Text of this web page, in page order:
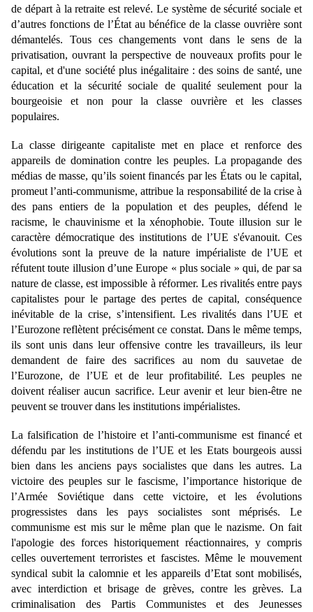
de départ à la retraite est relevé. Le système de sécurité sociale et
d’autres fonctions de l’État au bénéfice de la classe ouvrière sont
démantelés. Tous ces changements vont dans le sens de la
privatisation, ouvrant la perspective de nouveaux profits pour le
capital, et d'une société plus inégalitaire : des soins de santé, une
éducation et la sécurité sociale de qualité seulement pour la
bourgeoisie et non pour la classe ouvrière et les classes
populaires.
La classe dirigeante capitaliste met en place et renforce des
appareils de domination contre les peuples. La propagande des
médias de masse, qu’ils soient financés par les États ou le capital,
promeut l’anti-communisme, attribue la responsabilité de la crise à
des pans entiers de la population et des peuples, défend le
racisme, le chauvinisme et la xénophobie. Toute illusion sur le
caractère démocratique des institutions de l’UE s'évanouit. Ces
évolutions sont la preuve de la nature impérialiste de l’UE et
réfutent toute illusion d’une Europe « plus sociale » qui, de par sa
nature de classe, est impossible à réformer. Les rivalités entre pays
capitalistes pour le partage des pertes de capital, conséquence
inévitable de la crise, s’intensifient. Les rivalités dans l’UE et
l’Eurozone reflètent précisément ce constat. Dans le même temps,
ils sont unis dans leur offensive contre les travailleurs, ils leur
demandent de faire des sacrifices au nom du sauvetae de
l’Eurozone, de l’UE et de leur profitabilité. Les peuples ne
doivent réaliser aucun sacrifice. Leur avenir et leur bien-être ne
peuvent se trouver dans les institutions impérialistes.
La falsification de l’histoire et l’anti-communisme est financé et
défendu par les institutions de l’UE et les Etats bourgeois aussi
bien dans les anciens pays socialistes que dans les autres. La
victoire des peuples sur le fascisme, l’importance historique de
l’Armée Soviétique dans cette victoire, et les évolutions
progressistes dans les pays socialistes sont méprisés. Le
communisme est mis sur le même plan que le nazisme. On fait
l'apologie des forces historiquement réactionnaires, y compris
celles ouvertement terroristes et fascistes. Même le mouvement
syndical subit la calomnie et les appareils d’Etat sont mobilisés,
avec interdiction et brisage de grèves, contre les grèves. La
criminalisation des Partis Communistes et des Jeunesses